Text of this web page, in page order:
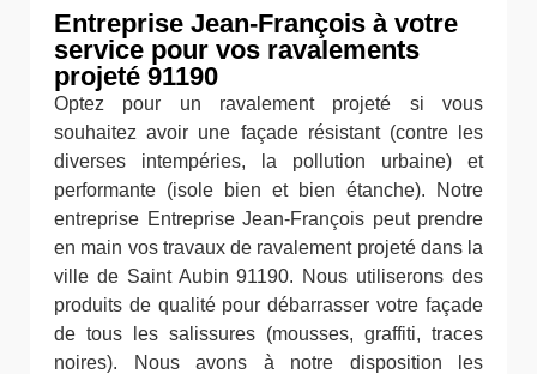
Entreprise Jean-François à votre
service pour vos ravalements
projeté 91190
Optez pour un ravalement projeté si vous
souhaitez avoir une façade résistant (contre les
diverses intempéries, la pollution urbaine) et
performante (isole bien et bien étanche). Notre
entreprise Entreprise Jean-François peut prendre
en main vos travaux de ravalement projeté dans la
ville de Saint Aubin 91190. Nous utiliserons des
produits de qualité pour débarrasser votre façade
de tous les salissures (mousses, graffiti, traces
noires). Nous avons à notre disposition les